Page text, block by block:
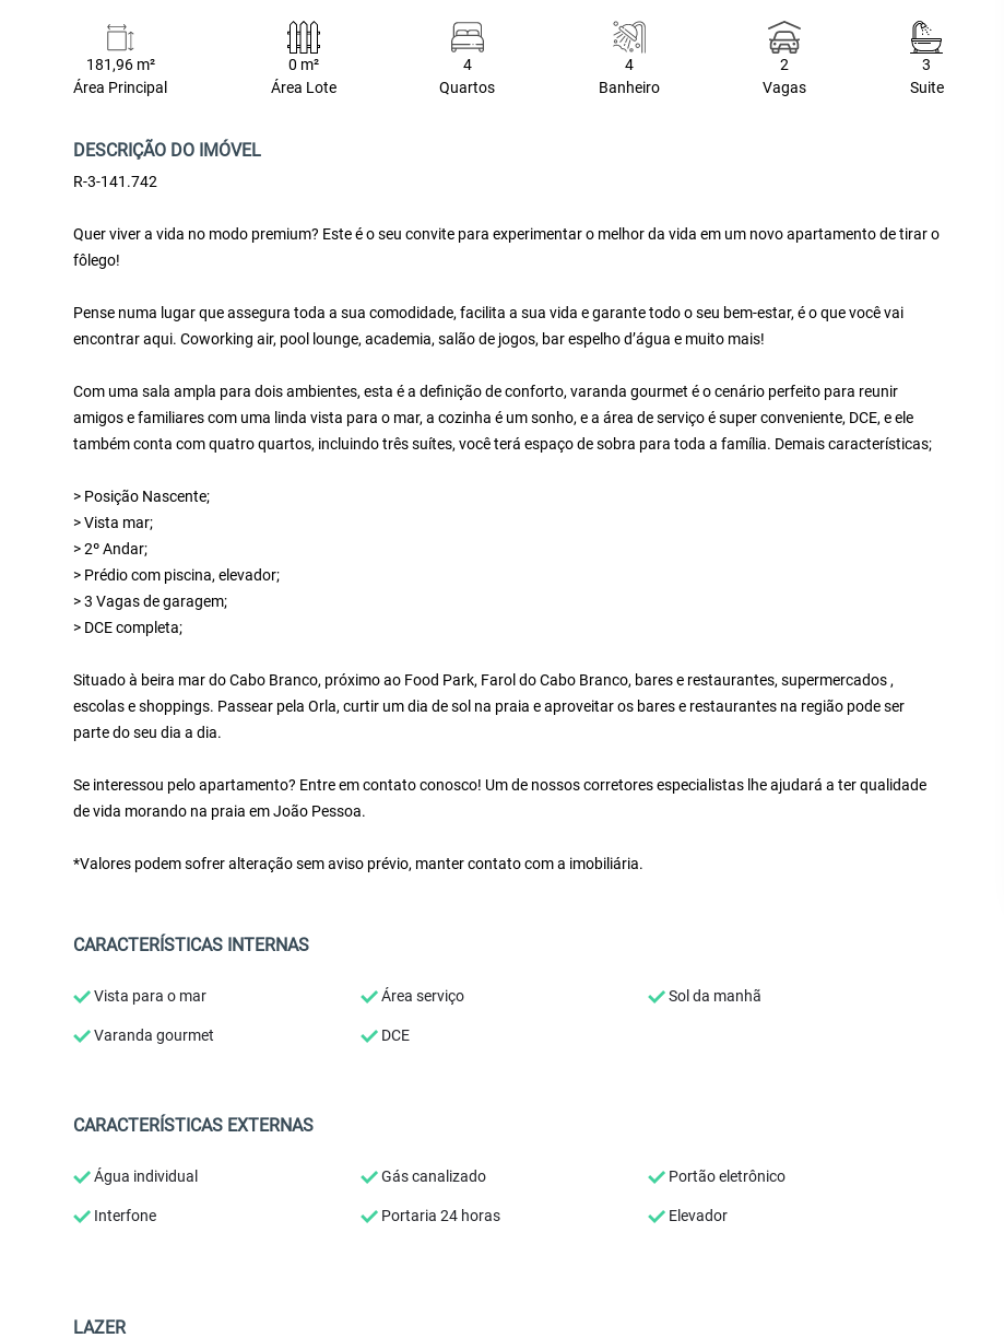
181,96 m²
Área Principal
0 m²
Área Lote
4
Quartos
4
Banheiro
2
Vagas
3
Suite
DESCRIÇÃO DO IMÓVEL
R-3-141.742
Quer viver a vida no modo premium? Este é o seu convite para experimentar o melhor da vida em um novo apartamento de tirar o
fôlego!
Pense numa lugar que assegura toda a sua comodidade, facilita a sua vida e garante todo o seu bem-estar, é o que você vai
encontrar aqui. Coworking air, pool lounge, academia, salão de jogos, bar espelho d’água e muito mais!
Com uma sala ampla para dois ambientes, esta é a definição de conforto, varanda gourmet é o cenário perfeito para reunir
amigos e familiares com uma linda vista para o mar, a cozinha é um sonho, e a área de serviço é super conveniente, DCE, e ele
também conta com quatro quartos, incluindo três suítes, você terá espaço de sobra para toda a família. Demais características;
> Posição Nascente;
> Vista mar;
> 2º Andar;
> Prédio com piscina, elevador;
> 3 Vagas de garagem;
> DCE completa;
Situado à beira mar do Cabo Branco, próximo ao Food Park, Farol do Cabo Branco, bares e restaurantes, supermercados ,
escolas e shoppings. Passear pela Orla, curtir um dia de sol na praia e aproveitar os bares e restaurantes na região pode ser
parte do seu dia a dia.
Se interessou pelo apartamento? Entre em contato conosco! Um de nossos corretores especialistas lhe ajudará a ter qualidade
de vida morando na praia em João Pessoa.
*Valores podem sofrer alteração sem aviso prévio, manter contato com a imobiliária.
CARACTERÍSTICAS INTERNAS
Vista para o mar Área serviço Sol da manhã
Varanda gourmet DCE
CARACTERÍSTICAS EXTERNAS
Água individual Gás canalizado Portão eletrônico
Interfone Portaria 24 horas Elevador
LAZER